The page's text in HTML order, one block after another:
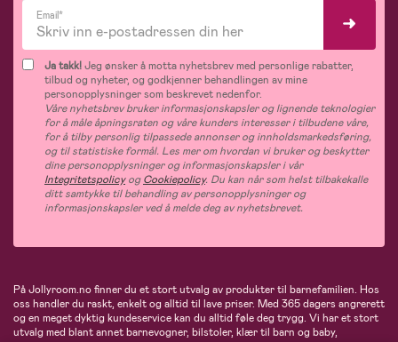
Email*
Ja takk!Jeg ønsker å motta nyhetsbrev med personlige rabatter,
tilbud og nyheter, og godkjenner behandlingen av mine
personopplysninger som beskrevet nedenfor.
Våre nyhetsbrev bruker informasjonskapsler og lignende teknologier
for å måle åpningsraten og våre kunders interesser i tilbudene våre,
for å tilby personlig tilpassede annonser og innholdsmarkedsføring,
og til statistiske formål. Les mer om hvordan vi bruker og beskytter
dine personopplysninger og informasjonskapsler i vår
IntegritetspolicyogCookiepolicy. Du kan når som helst tilbakekalle
ditt samtykke til behandling av personopplysninger og
informasjonskapsler ved å melde deg av nyhetsbrevet.
På Jollyroom.no finner du et stort utvalg av produkter til barnefamilien. Hos
oss handler du raskt, enkelt og alltid til lave priser. Med 365 dagers angrerett
og en meget dyktig kundeservice kan du alltid føle deg trygg. Vi har et stort
utvalg med blant annet barnevogner, bilstoler, klær til barn og baby,